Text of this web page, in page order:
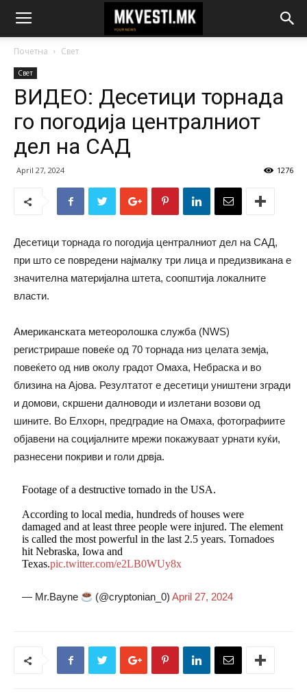
Почетна Свет
Свет
ВИДЕО: Десетици торнада
го погодија централниот
дел на САД
April 27, 2024 1276
Десетици торнада го погодија централниот дел на САД,
при што се повредени најмалку три лица и предизвикана е
значителна материјална штета, соопштија локалните
власти.
Американската метеоролошка служба (NWS)
регистрираше повеќе од 70 торнада низ целата земја,
повеќето од нив околу градот Омаха, Небраска и во
близина на Ајова. Резултатот е десетици уништени згради
и домови, скршени далноводи и излетани возови од
шините. Во Елхорн, предградие на Омаха, фотографиите
објавени на социјалните мрежи покажуваат урнати куќи,
разнесени покриви и голи дрвја.
Footage of a destructive tornado in the USA.
According to local media, hundreds of houses were
damaged and at least three people were injured. The element
is called the most powerful in the last 2.5 years. Tornadoes
hit Nebraska, Iowa and
Texas.pic.twitter.com/e2LB0WUy8x
— Mr.Bayne (@cryptonian_0)April 27, 2024